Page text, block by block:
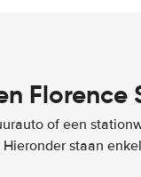
Florence
of een
staan